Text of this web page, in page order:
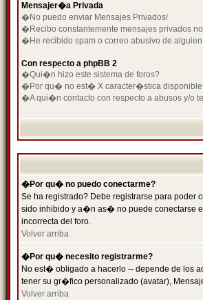
Mensajer�a Privada
�No puedo enviar Mensajes Privados!
�Recibo constantemente mensajes privados
�He recibido spam o correo abusivo de alguien
Con respecto a phpBB 2
�Qui�n hizo este sistema de foros?
�Por qu� no est� X caracter�stica
�A qui�n contacto con respecto a abusos y/o
�Por qu� no puedo conectarme?
Se ha registrado? Debe registrarse para
sido inhibido y a�n as� no puede conectarse
incorrecta del foro.
Volver arriba
�Por qu� necesito registrarme?
No est� obligado a hacerlo -- depende de los
tener su gr�fico personalizado (avatar),
Volver arriba